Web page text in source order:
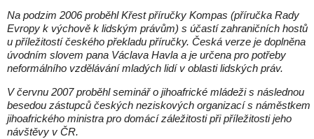
Na podzim 2006 proběhl Křest příručky Kompas (příručka Rady
Evropy k výchově k lidským právům) s účastí zahraničních hostů
u příležitostí českého překladu příručky. Česká verze je doplněna
úvodním slovem pana Václava Havla a je určena pro potřeby
neformálního vzdělávání mladých lidí v oblasti lidských práv.
V červnu 2007 proběhl seminář o jihoafrické mládeži s následnou
besedou zástupců českých neziskových organizací s náměstkem
jihoafrického ministra pro domácí záležitosti při příležitosti jeho
návštěvy v ČR.